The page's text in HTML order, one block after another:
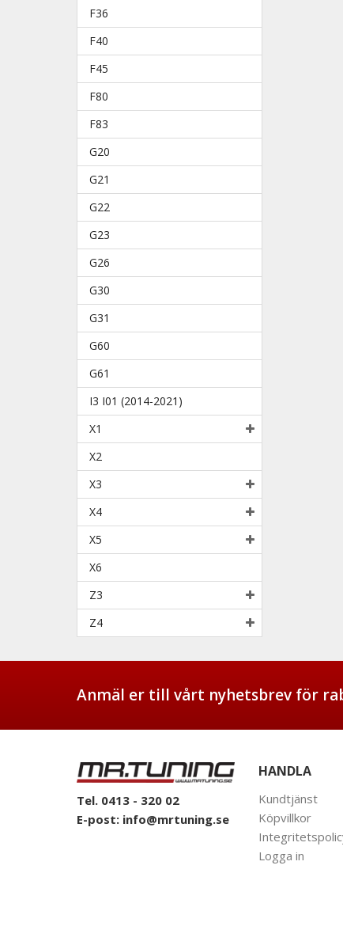
F36
F40
F45
F80
F83
G20
G21
G22
G23
G26
G30
G31
G60
G61
I3 I01 (2014-2021)
X1
X2
X3
X4
X5
X6
Z3
Z4
Anmäl er till vårt nyhetsbrev för
Tel. 0413 - 320 02
E-post: info@mrtuning.se
HANDLA
Kundtjänst
Köpvillkor
Logga in